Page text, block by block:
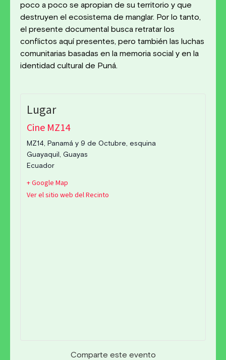
poco a poco se apropian de su territorio y que
destruyen el ecosistema de manglar. Por lo tanto,
el presente documental busca retratar los
conflictos aquí presentes, pero también las luchas
comunitarias basadas en la memoria social y en la
identidad cultural de Puná.
Cine MZ14
MZ14, Panamá y 9 de Octubre, esquina
Guayaquil, Guayas
Ecuador
+ Google Map
Ver el sitio web del Recinto
Comparte este evento